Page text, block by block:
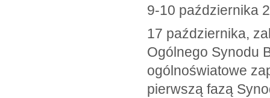
9-10 października
17 października,
Ogólnego Synodu
ogólnoświatowe
pierwszą fazą